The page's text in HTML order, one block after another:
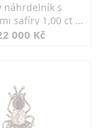
náhrdelník s
safíry 1,00 ct a
000 Kč